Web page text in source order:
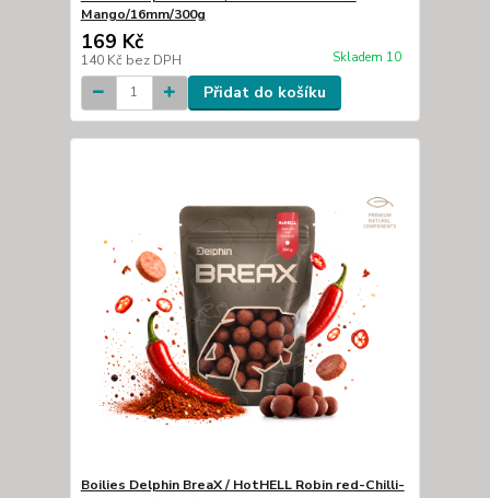
Mango/16mm/300g
169 Kč
140 Kč bez DPH Skladem 10
Přidat do košíku
Boilies Delphin BreaX / HotHELL Robin red-Chilli-